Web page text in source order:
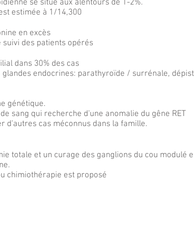
se situe aux alentours de 1-2%.
estimée à 1/14,300
en excès
des patients opérés
dans 30% des cas
endocrines: parathyroïde / surrénale,
génétique.
sang qui recherche d'une anomalie du gêne RET
d'autres cas méconnus dans la famille.
totale et un curage des ganglions du cou modulé
chimiothérapie est proposé